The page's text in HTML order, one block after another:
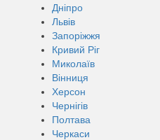
Дніпро
Львів
Запоріжжя
Кривий Ріг
Миколаїв
Вінниця
Херсон
Чернігів
Полтава
Черкаси